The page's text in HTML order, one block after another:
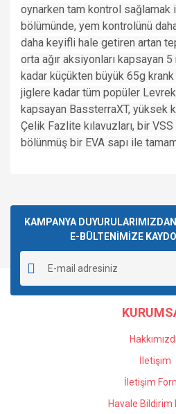
oynarken tam kontrol sağlamak
bölümünde, yem kontrolünü
daha keyifli hale getiren artan
orta ağır aksiyonları kapsayan
kadar küçükten büyük 65g
jiglere kadar tüm popüler Levrek
kapsayan BassterraXT, yüksek
Çelik Fazlite kılavuzları, bir VSS
bölünmüş bir EVA sapı ile
Yorum Yaz
kullanarak tarafımıza iletebilirsiniz.
Görüş ve önerileriniz için teşekkür
Ürün resmi kalitesiz, bozuk
Ürün açıklamasında eksik bilgiler
Ürün bilgilerinde hatalar
Ürün fiyatı diğer sitelerden daha
KAMPANYA
E-BÜLTENİMİZE
İletişim
İletişim
Havale Bildirim